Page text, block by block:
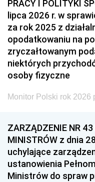
PRACY I POLITYKI
lipca 2026 r. w
za rok 2025 z
opodatkowaniu na
zryczałtowanym
niektórych
osoby fizyczne
Monitor Polski rok 2026
ZARZĄDZENIE NR 43
MINISTRÓW z dnia
uchylające
ustanowienia
Ministrów do spraw